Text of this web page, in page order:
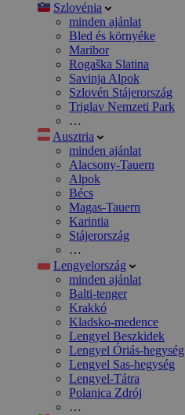
Szlovénia
minden ajánlat
Bled és környéke
Maribor
Rogaška Slatina
Savinja Alpok
Szlovén Stájerország
Triglav Nemzeti Park
…
Ausztria
minden ajánlat
Alacsony-Tauern
Alpok
Bécs
Magas-Tauern
Karintia
Stájerország
…
Lengyelország
minden ajánlat
Balti-tenger
Krakkó
Kladsko-medence
Lengyel Beszkidek
Lengyel Óriás-hegység
Lengyel Sas-hegység
Lengyel-Tátra
Polanica Zdrój
…